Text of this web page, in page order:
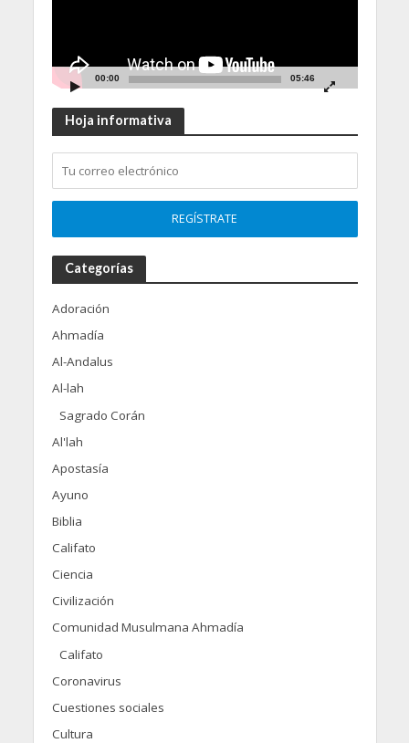
00:00 05:46
Hoja informativa
Categorías
Adoración
Ahmadía
Al-Andalus
Al-lah
Sagrado Corán
Al'lah
Apostasía
Ayuno
Biblia
Califato
Ciencia
Civilización
Comunidad Musulmana Ahmadía
Califato
Coronavirus
Cuestiones sociales
Cultura